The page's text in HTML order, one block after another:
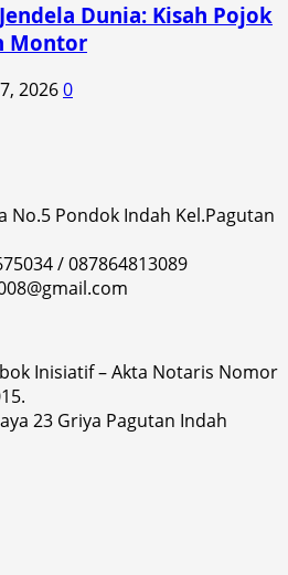
Dunia: Kisah Pojok
Montor
20260
No.5 Pondok Indah Kel.Pagutan
/ 087864813089
Inisiatif – Akta Notaris Nomor
23 Griya Pagutan Indah